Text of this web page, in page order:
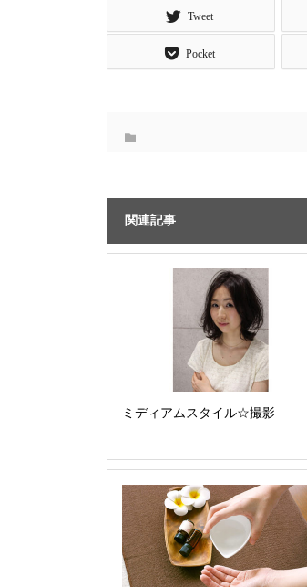
Tweet
Pocket
関連記事
ミディアムスタイル☆撮影